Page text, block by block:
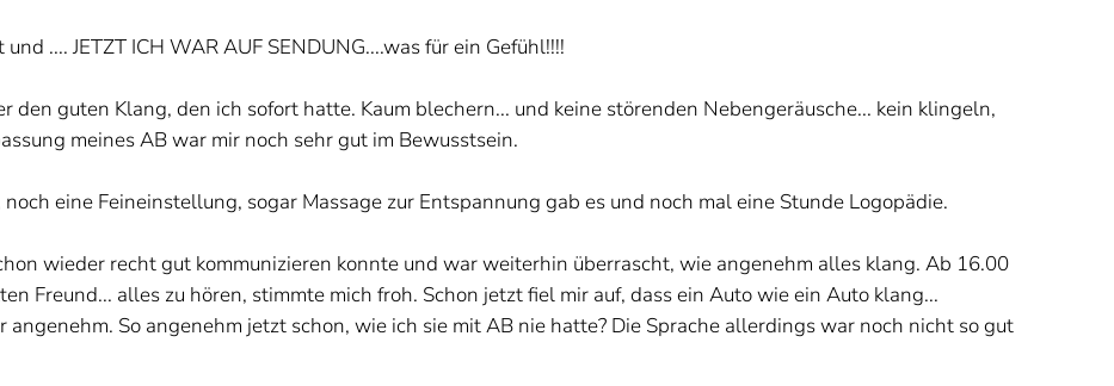
.... JETZT ICH WAR AUF SENDUNG....was für ein Gefühl!!!!
den guten Klang, den ich sofort hatte. Kaum blechern... und keine störenden Nebengeräusche... kein klingeln,
meines AB war mir noch sehr gut im Bewusstsein.
eine Feineinstellung, sogar Massage zur Entspannung gab es und noch mal eine Stunde Logopädie.
wieder recht gut kommunizieren konnte und war weiterhin überrascht, wie angenehm alles klang. Ab 16.00
Freund... alles zu hören, stimmte mich froh. Schon jetzt fiel mir auf, dass ein Auto wie ein Auto klang...
So angenehm jetzt schon, wie ich sie mit AB nie hatte? Die Sprache allerdings war noch nicht so gut